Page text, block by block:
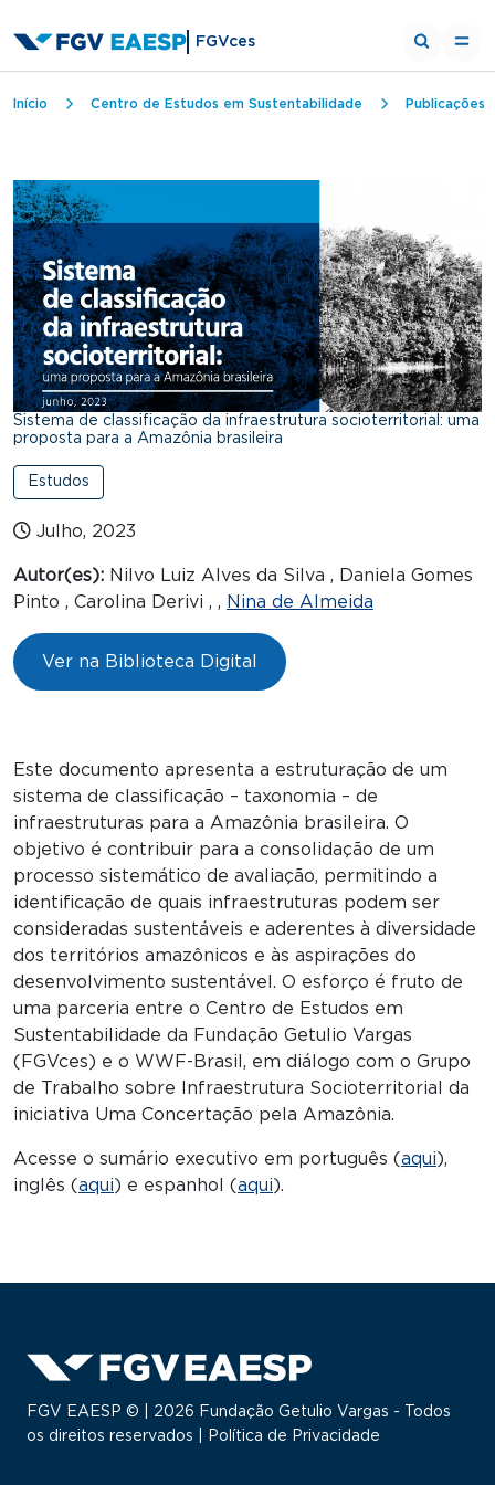
FGVces
Trilha de navegação
Início Centro de Estudos em Sustentabilidade Publicações
Sistema de classificação da infraestrutura socioterritorial: uma
proposta para a Amazônia brasileira
Estudos
Julho, 2023
Autor(es): Nilvo Luiz Alves da Silva , Daniela Gomes
Pinto , Carolina Derivi , , Nina de Almeida
Ver na Biblioteca Digital
Este documento apresenta a estruturação de um
sistema de classificação – taxonomia – de
infraestruturas para a Amazônia brasileira. O
objetivo é contribuir para a consolidação de um
processo sistemático de avaliação, permitindo a
identificação de quais infraestruturas podem ser
consideradas sustentáveis e aderentes à diversidade
dos territórios amazônicos e às aspirações do
desenvolvimento sustentável. O esforço é fruto de
uma parceria entre o Centro de Estudos em
Sustentabilidade da Fundação Getulio Vargas
(FGVces) e o WWF-Brasil, em diálogo com o Grupo
de Trabalho sobre Infraestrutura Socioterritorial da
iniciativa Uma Concertação pela Amazônia.
Acesse o sumário executivo em português (aqui),
inglês (aqui) e espanhol (aqui).
FGV EAESP © | 2026 Fundação Getulio Vargas - Todos
os direitos reservados |
Política de Privacidade